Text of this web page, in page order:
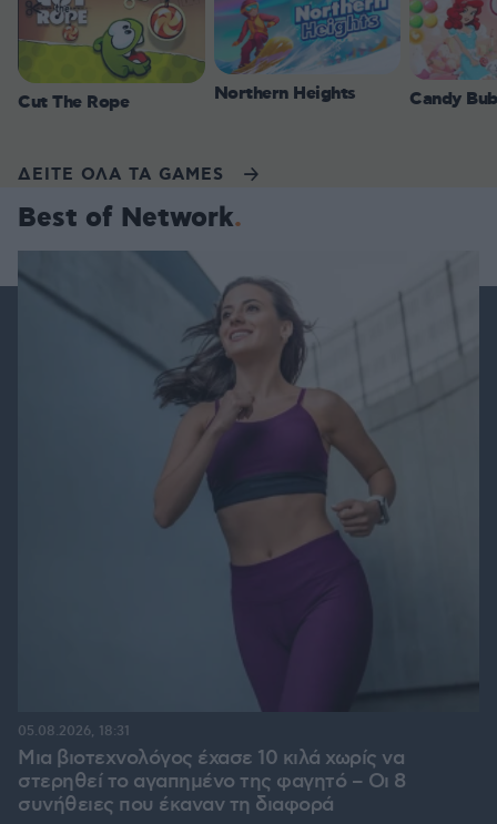
Cut The Rope Northern Heights Candy
ΔΕΙΤΕ ΟΛΑ ΤΑ GAMES
Best of Network
Μια βιοτεχνολόγος έχασε 10 κιλά χωρίς να
στερηθεί το αγαπημένο της φαγητό – Οι 8
συνήθειες που έκαναν τη διαφορά
05.08.2026, 18:31